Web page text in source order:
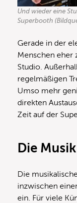
Und wieder eine
Superbooth
Gerade in der
Menschen eher
Studio.
regelmäßigen
Umso mehr
direkten
Zeit auf der
Die
Die
inzwischen
ein. Für viele